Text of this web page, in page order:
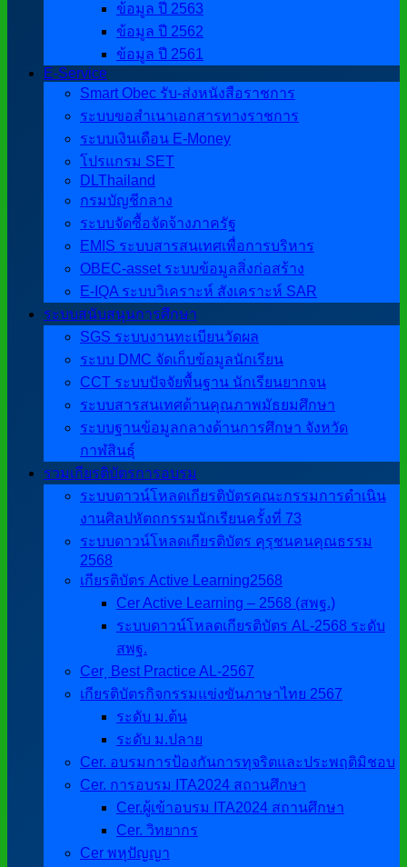
ข้อมูล ปี 2563
ข้อมูล ปี 2562
ข้อมูล ปี 2561
E-Service
Smart Obec รับ-ส่งหนังสือราชการ
ระบบขอสำเนาเอกสารทางราชการ
ระบบเงินเดือน E-Money
โปรแกรม SET
DLThailand
กรมบัญชีกลาง
ระบบจัดซื้อจัดจ้างภาครัฐ
EMIS ระบบสารสนเทศเพื่อการบริหาร
OBEC-asset ระบบข้อมูลสิ่งก่อสร้าง
E-IQA ระบบวิเคราะห์ สังเคราะห์ SAR
ระบบสนับสนุนการศึกษา
SGS ระบบงานทะเบียนวัดผล
ระบบ DMC จัดเก็บข้อมูลนักเรียน
CCT ระบบปัจจัยพื้นฐาน นักเรียนยากจน
ระบบสารสนเทศด้านคุณภาพมัธยมศึกษา
ระบบฐานข้อมูลกลางด้านการศึกษา จังหวัด
กาฬสินธุ์
รวมเกียรติบัตรการอบรม
ระบบดาวน์โหลดเกียรติบัตรคณะกรรมการดำเนิน
งานศิลปหัตถกรรมนักเรียนครั้งที่ 73
ระบบดาวน์โหลดเกียรติบัตร คุรุชนคนคุณธรรม
2568
เกียรติบัตร Active Learning2568
Cer Active Learning – 2568 (สพฐ.)
ระบบดาวน์โหลดเกียรติบัตร AL-2568 ระดับ
สพฐ.
Cer ฺ Best Practice AL-2567
เกียรติบัตรกิจกรรมแข่งขันภาษาไทย 2567
ระดับ ม.ต้น
ระดับ ม.ปลาย
Cer. อบรมการป้องกันการทุจริตและประพฤติมิชอบ
Cer. การอบรม ITA2024 สถานศึกษา
Cer.ผู้เข้าอบรม ITA2024 สถานศึกษา
Cer. วิทยากร
Cer พหุปัญญา